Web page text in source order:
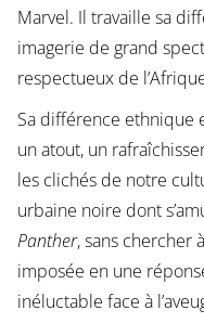
Marvel. Il travaille sa
imagerie de grand
respectueux de
Sa différence ethnique
un atout, un
les clichés de notre
urbaine noire dont
Panther, sans chercher
imposée en une
inéluctable face à